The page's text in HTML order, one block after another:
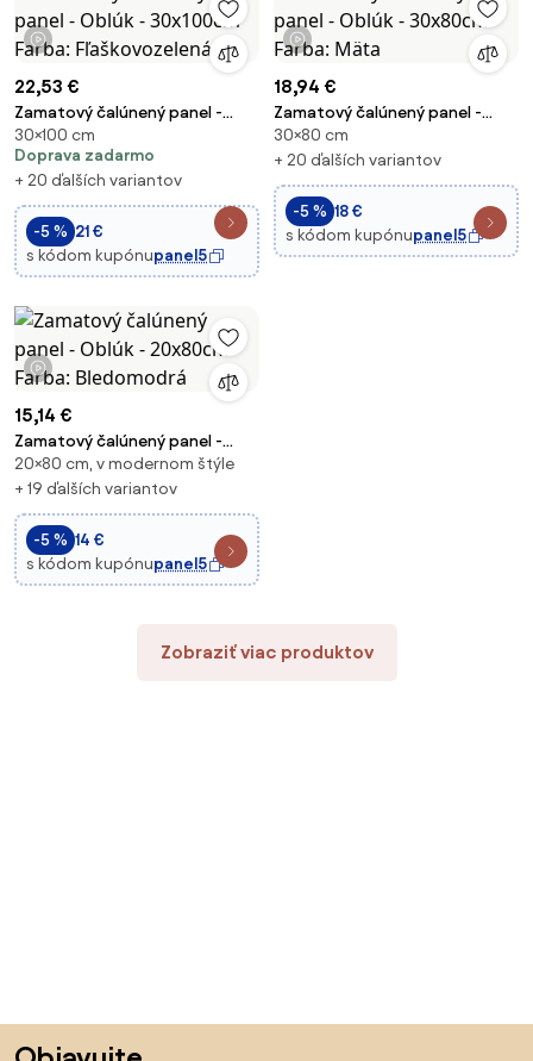
1 video
22,53 €
Zamatový čalúnený panel -
Oblúk - 30x100cm Farba:
Fľaškovozelená
30×100 cm
Doprava zadarmo
+ 20 ďalších variantov
-5 % 21 €
s kódom kupónupanel5
1 video
18,94 €
Zamatový čalúnený panel -
Oblúk - 30x80cm Farba: Mäta
30×80 cm
+ 20 ďalších variantov
-5 % 18 €
s kódom kupónupanel5
1 video
15,14 €
Zamatový čalúnený panel -
Oblúk - 20x80cm Farba:
Bledomodrá
20×80 cm, v modernom štýle
+ 19 ďalších variantov
-5 % 14 €
s kódom kupónupanel5
Zobraziť viac produktov